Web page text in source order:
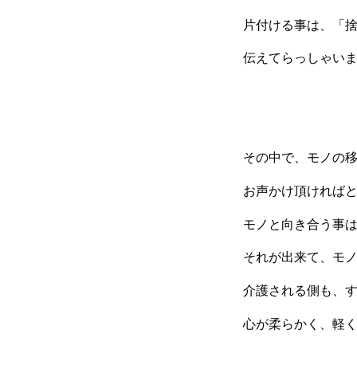
片付ける事は、「
伝えてらっしゃい
その中で、モノの
お声かけ頂ければ
モノと向き合う事
それが出来て、モ
介護される側も、
心が柔らかく、軽